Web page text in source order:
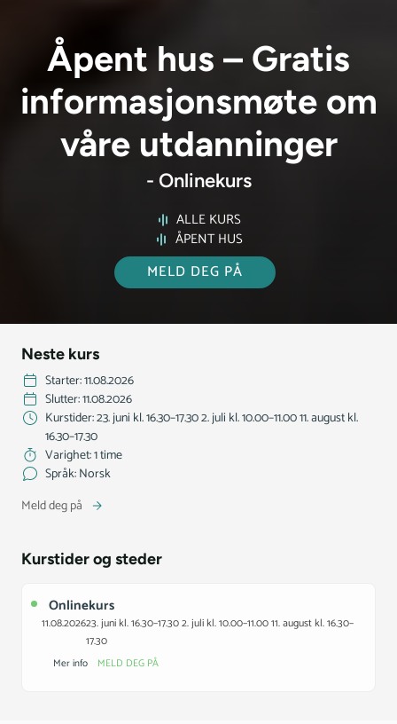
Åpent hus – Gratis
informasjonsmøte om
våre utdanninger
- Onlinekurs
ALLE KURS
ÅPENT HUS
MELD DEG PÅ
Kurstider og steder
Onlinekurs
11.08.202623. juni kl. 16.30–17.30 2. juli kl. 10.00–11.00 11. august kl. 16.30–
17.30
Mer info MELD DEG PÅ
Neste kurs
Starter: 11.08.2026
Slutter: 11.08.2026
Kurstider: 23. juni kl. 16.30–17.30 2. juli kl. 10.00–11.00 11. august kl.
16.30–17.30
Varighet: 1 time
Språk: Norsk
Meld deg på